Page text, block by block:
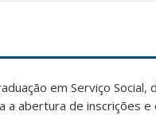
em Serviço Social,
a abertura de inscrições